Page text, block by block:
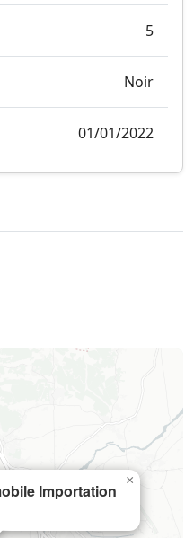
5
Noir
01/01/2022
Importation
×